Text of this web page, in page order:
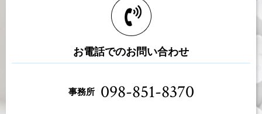
お電話でのお問い合わせ
事務所 098-851-8370